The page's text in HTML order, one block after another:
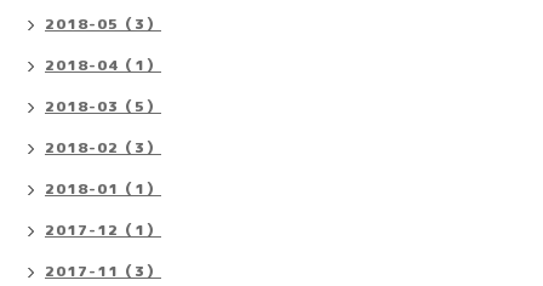
2018-05（3）
2018-04（1）
2018-03（5）
2018-02（3）
2018-01（1）
2017-12（1）
2017-11（3）